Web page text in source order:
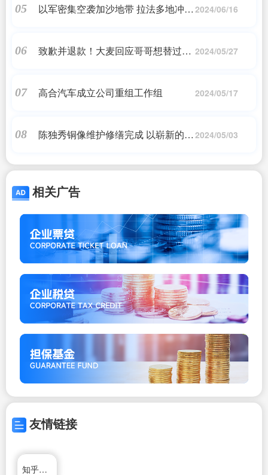
05
以军密集空袭加沙地带 拉法多地冲突 2024/06/16
06
致歉并退款！大麦回应哥哥想替过世 2024/05/27
07 高合汽车成立公司重组工作组 2024/05/17
08
陈独秀铜像维护修缮完成 以崭新的面
2024/05/03
相关广告
友情链接
知乎专栏